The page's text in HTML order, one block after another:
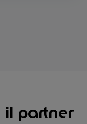
il partner